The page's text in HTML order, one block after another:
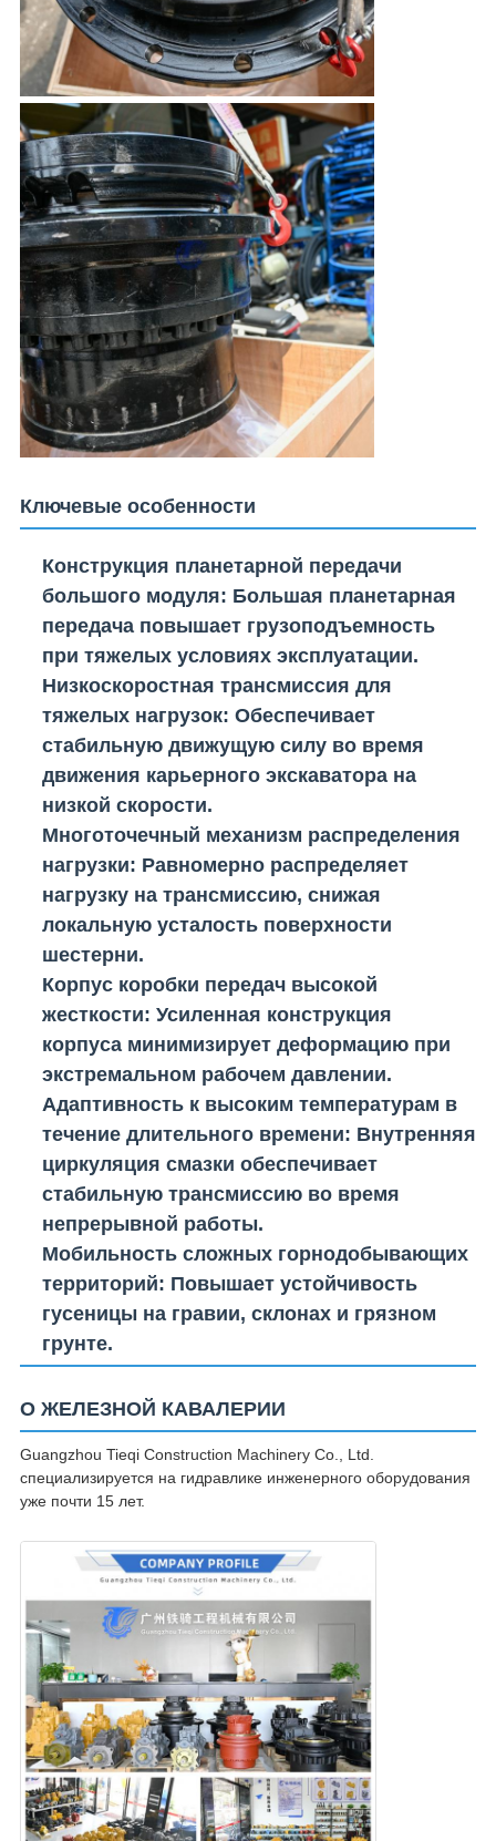
Ключевые особенности
Конструкция планетарной передачи
большого модуля: Большая планетарная
передача повышает грузоподъемность
при тяжелых условиях эксплуатации.
Низкоскоростная трансмиссия для
тяжелых нагрузок: Обеспечивает
стабильную движущую силу во время
движения карьерного экскаватора на
низкой скорости.
Многоточечный механизм распределения
нагрузки: Равномерно распределяет
нагрузку на трансмиссию, снижая
локальную усталость поверхности
шестерни.
Корпус коробки передач высокой
жесткости: Усиленная конструкция
корпуса минимизирует деформацию при
экстремальном рабочем давлении.
Адаптивность к высоким температурам в
течение длительного времени: Внутренняя
циркуляция смазки обеспечивает
стабильную трансмиссию во время
непрерывной работы.
Мобильность сложных горнодобывающих
территорий: Повышает устойчивость
гусеницы на гравии, склонах и грязном
грунте.
О ЖЕЛЕЗНОЙ КАВАЛЕРИИ
Guangzhou Tieqi Construction Machinery Co., Ltd.
специализируется на гидравлике инженерного оборудования
уже почти 15 лет.